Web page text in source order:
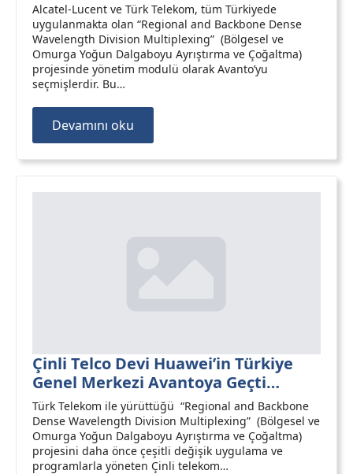
Alcatel-Lucent ve Türk Telekom, tüm Türkiyede
uygulanmakta olan “Regional and Backbone Dense
Wavelength Division Multiplexing” (Bölgesel ve
Omurga Yoğun Dalgaboyu Ayrıştırma ve Çoğaltma)
projesinde yönetim modulü olarak Avanto’yu
seçmişlerdir. Bu…
Devamını oku
Çinli Telco Devi Huawei’in Türkiye
Genel Merkezi Avantoya Geçti…
Türk Telekom ile yürüttüğü “Regional and Backbone
Dense Wavelength Division Multiplexing” (Bölgesel ve
Omurga Yoğun Dalgaboyu Ayrıştırma ve Çoğaltma)
projesini daha önce çeşitli değişik uygulama ve
programlarla yöneten Çinli telekom…